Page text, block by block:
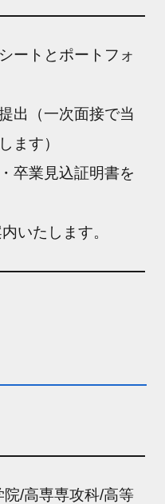
ートとポートフォ
出（一次面接で当
ます）
卒業見込証明書を
いたします。
院/高専専攻科/高等